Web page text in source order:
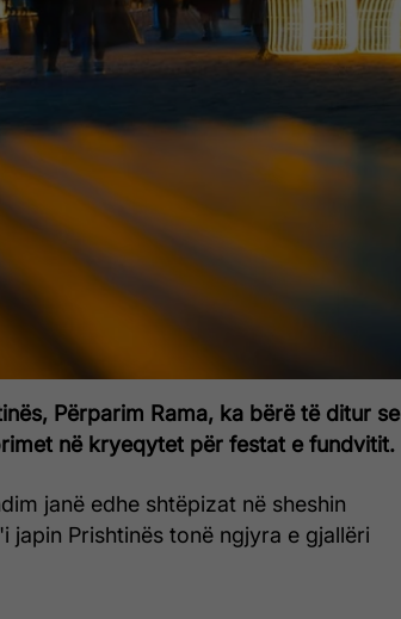
Përparim Rama, ka bërë të ditur se
në kryeqytet për festat e fundvitit.
janë edhe shtëpizat në sheshin
japin Prishtinës tonë ngjyra e gjallëri